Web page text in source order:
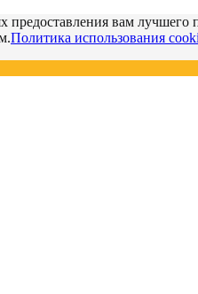
предоставления вам
Политика использования